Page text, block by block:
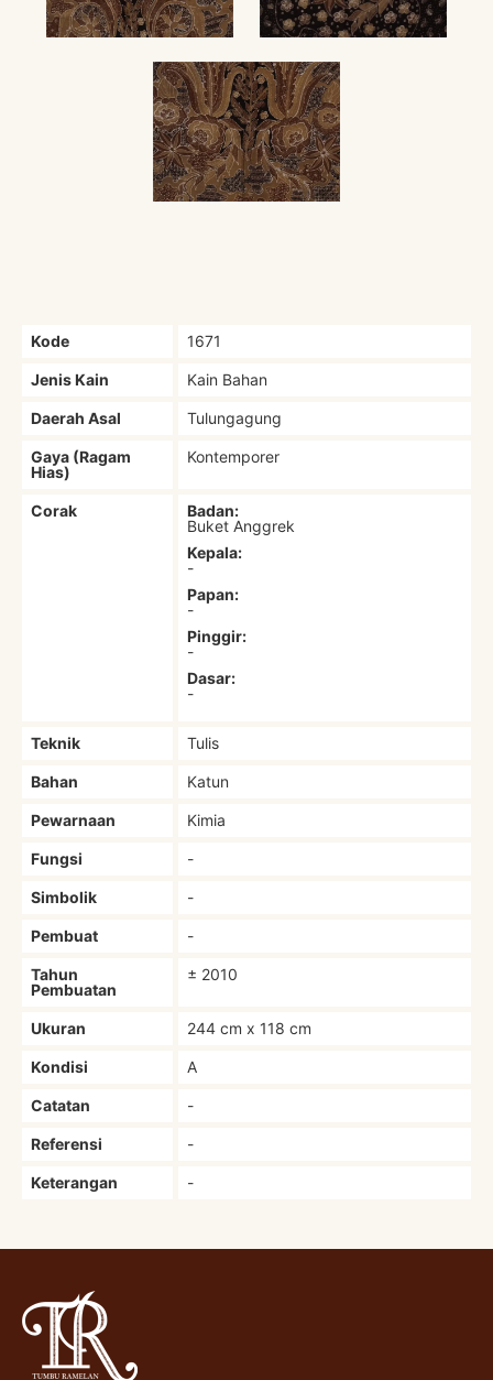
Kode 1671
Jenis Kain Kain Bahan
Daerah Asal Tulungagung
Gaya (Ragam
Hias)
Kontemporer
Corak
Badan:
Buket Anggrek
Kepala:
-
Papan:
-
Pinggir:
-
Dasar:
-
Teknik Tulis
Bahan Katun
Pewarnaan Kimia
Fungsi -
Simbolik -
Pembuat -
Tahun
Pembuatan
± 2010
Ukuran 244 cm x 118 cm
Kondisi A
Catatan -
Referensi -
Keterangan -